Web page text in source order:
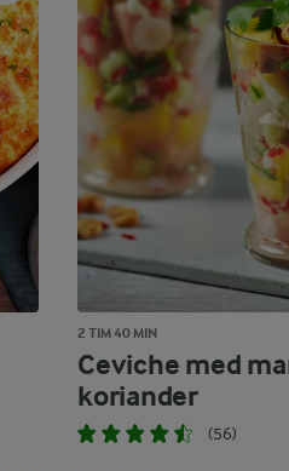
2 TIM 40 MIN
Ceviche med
koriander
(56)